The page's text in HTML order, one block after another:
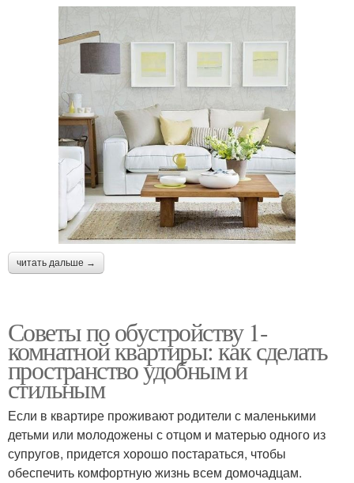
читать дальше →
Советы по обустройству 1-
комнатной квартиры: как сделать
пространство удобным и
стильным
Если в квартире проживают родители с маленькими
детьми или молодожены с отцом и матерью одного из
супругов, придется хорошо постараться, чтобы
обеспечить комфортную жизнь всем домочадцам.